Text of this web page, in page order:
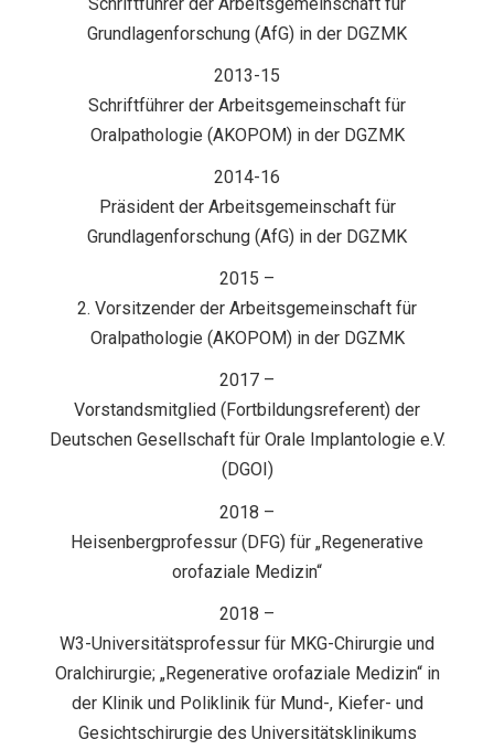
Grundlagenforschung (AfG) in der DGZMK
2013-15
Schriftführer der Arbeitsgemeinschaft für
Oralpathologie (AKOPOM) in der DGZMK
2014-16
Präsident der Arbeitsgemeinschaft für
Grundlagenforschung (AfG) in der DGZMK
2015 –
2. Vorsitzender der Arbeitsgemeinschaft für
Oralpathologie (AKOPOM) in der DGZMK
2017 –
Vorstandsmitglied (Fortbildungsreferent) der
Deutschen Gesellschaft für Orale Implantologie e.V.
(DGOI)
2018 –
Heisenbergprofessur (DFG) für „Regenerative
orofaziale Medizin“
2018 –
W3-Universitätsprofessur für MKG-Chirurgie und
Oralchirurgie; „Regenerative orofaziale Medizin“ in
der Klinik und Poliklinik für Mund-, Kiefer- und
Gesichtschirurgie des Universitätsklinikums